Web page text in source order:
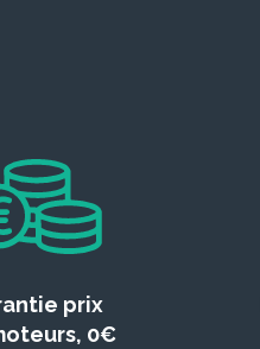
prix
0€